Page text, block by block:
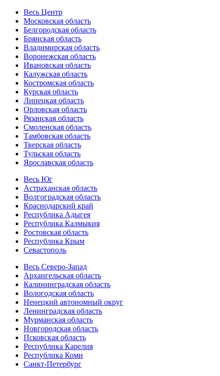
Весь Центр
Московская область
Белгородская область
Брянская область
Владимирская область
Воронежская область
Ивановская область
Калужская область
Костромская область
Курская область
Липецкая область
Орловская область
Рязанская область
Смоленская область
Тамбовская область
Тверская область
Тульская область
Ярославская область
Весь Юг
Астраханская область
Волгоградская область
Краснодарский край
Республика Адыгея
Республика Калмыкия
Ростовская область
Республика Крым
Севастополь
Весь Северо-Запад
Архангельская область
Калининградская область
Вологодская область
Ненецкий автономный округ
Ленинградская область
Мурманская область
Новгородская область
Псковская область
Республика Карелия
Республика Коми
Санкт-Петербург